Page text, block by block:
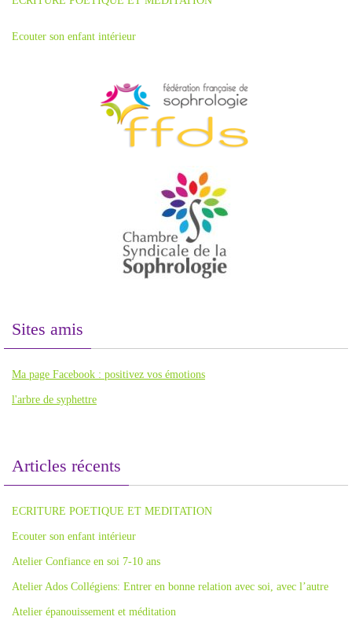
Ecouter son enfant intérieur
Sites amis
Ma page Facebook : positivez vos émotions
l'arbre de syphettre
Articles récents
ECRITURE POETIQUE ET MEDITATION
Ecouter son enfant intérieur
Atelier Confiance en soi 7-10 ans
Atelier Ados Collégiens: Entrer en bonne relation avec soi, avec l’autre
Atelier épanouissement et méditation